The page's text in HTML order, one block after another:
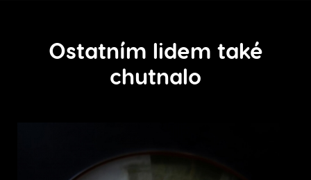
Ostatním lidem také
chutnalo